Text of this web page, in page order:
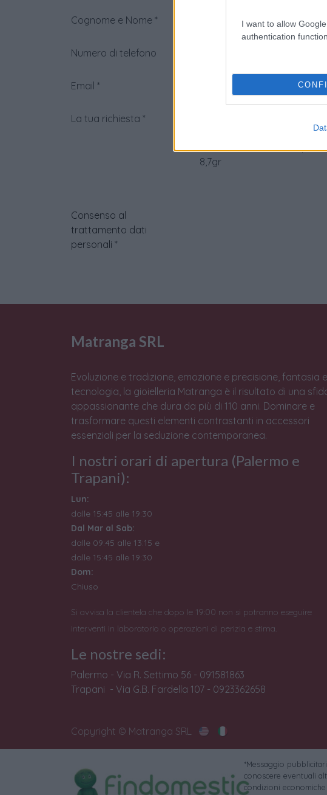
I want to allow
authentication
Cognome e Nome *
Numero di telefono
Email *
La tua richiesta *
Consenso al
trattamento dati
personali *
Matranga SRL
Evoluzione e tradizione, emozione e precisione, fantasia e
tecnologia, la gioielleria Matranga è il risultato di una
appassionante che dura da più di 110 anni. Dominare e
trasformare questi elementi contrastanti in accessori
essenziali per la seduzione contemporanea.
I nostri orari di apertura (Palermo e
Trapani):
Lun:
dalle 15:45 alle 19:30
Dal Mar al Sab:
dalle 09:45 alle 13:15 e
dalle 15:45 alle 19:30
Dom:
Chiuso
Si avvisa la clientela che dopo le 19:00 non si potranno eseguire
interventi in laboratorio o operazioni di perizia e stima.
Le nostre sedi:
Palermo - Via R. Settimo 56 - 091581863
Trapani - Via G.B. Fardella 107 - 0923362658
Copyright © Matranga SRL
*Messaggio
conoscere eventuali
condizioni